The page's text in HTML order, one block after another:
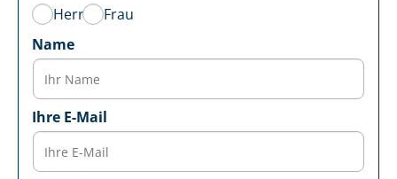
Herr
Frau
Name
Ihre E-Mail